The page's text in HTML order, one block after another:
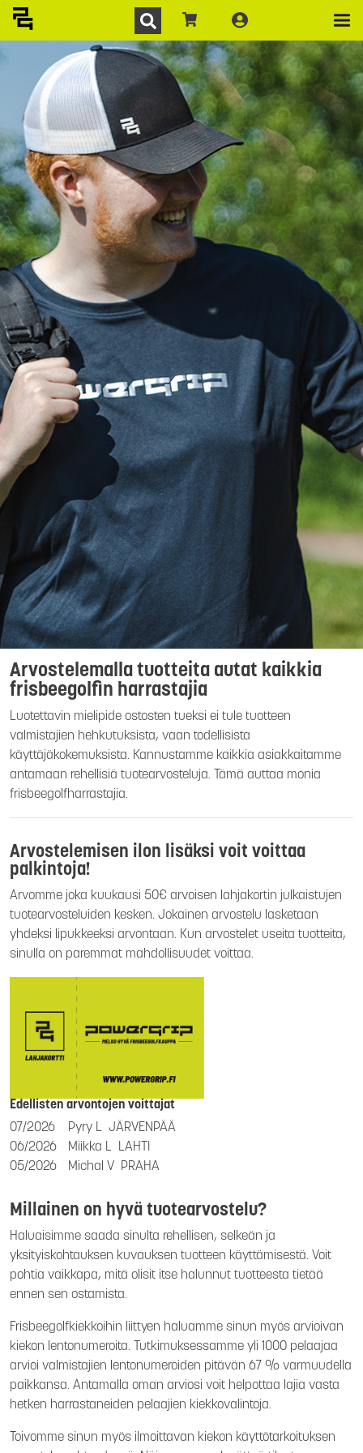
Arvostelemalla tuotteita autat kaikkia
frisbeegolfin harrastajia
Luotettavin mielipide ostosten tueksi ei tule tuotteen
valmistajien hehkutuksista, vaan todellisista
käyttäjäkokemuksista. Kannustamme kaikkia asiakkaitamme
antamaan rehellisiä tuotearvosteluja. Tämä auttaa monia
frisbeegolfharrastajia.
Arvostelemisen ilon lisäksi voit voittaa
palkintoja!
Arvomme joka kuukausi 50€ arvoisen lahjakortin julkaistujen
tuotearvosteluiden kesken. Jokainen arvostelu lasketaan
yhdeksi lipukkeeksi arvontaan. Kun arvostelet useita tuotteita,
sinulla on paremmat mahdollisuudet voittaa.
Edellisten arvontojen voittajat
07/2026
Pyry L JÄRVENPÄÄ
06/2026
Miikka L
LAHTI
05/2026
Michal V PRAHA
Millainen on hyvä tuotearvostelu?
Haluaisimme saada sinulta rehellisen, selkeän ja
yksityiskohtauksen kuvauksen tuotteen käyttämisestä. Voit
pohtia vaikkapa, mitä olisit itse halunnut tuotteesta tietää
ennen sen ostamista.
Frisbeegolfkiekkoihin liittyen haluamme sinun myös arvioivan
kiekon lentonumeroita. Tutkimuksessamme yli 1000 pelaajaa
arvioi valmistajien lentonumeroiden pitävän 67 % varmuudella
paikkansa. Antamalla oman arviosi voit helpottaa lajia vasta
hetken harrastaneiden pelaajien kiekkovalintoja.
Toivomme sinun myös ilmoittavan kiekon käyttötarkoituksen